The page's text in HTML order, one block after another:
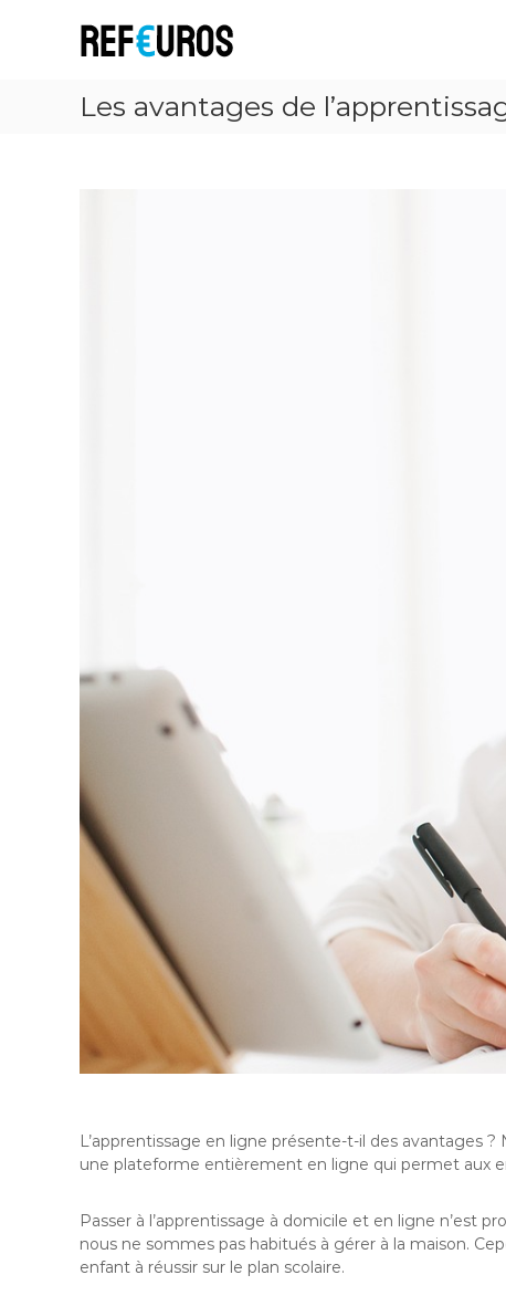
u
Les avantages de
L’apprentissage en ligne présente-t-il des avantages
une plateforme entièrement en ligne qui permet aux
Passer à l’apprentissage à domicile et en ligne n’est
nous ne sommes pas habitués à gérer à la maison.
enfant à réussir sur le plan scolaire.